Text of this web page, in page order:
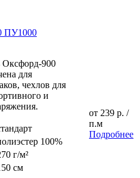
ПУ1000
Оксфорд-900
для
чехлов для
и
100%
г/м²
см
от 239 р. /
п.м
Подробнее